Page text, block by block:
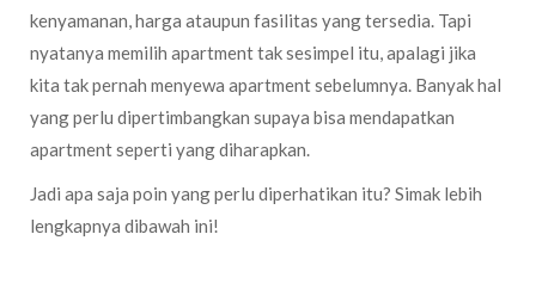
kenyamanan, harga ataupun fasilitas yang tersedia. Tapi
nyatanya memilih apartment tak sesimpel itu, apalagi jika
kita tak pernah menyewa apartment sebelumnya. Banyak hal
yang perlu dipertimbangkan supaya bisa mendapatkan
apartment seperti yang diharapkan.
Jadi apa saja poin yang perlu diperhatikan itu? Simak lebih
lengkapnya dibawah ini!